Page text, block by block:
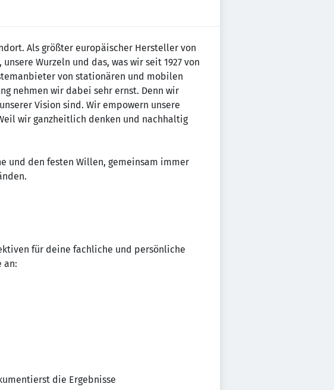
Als größter europäischer Hersteller von
Wurzeln und das, was wir seit 1927 von
von stationären und mobilen
nehmen wir dabei sehr ernst. Denn wir
Vision sind. Wir empowern unsere
wir ganzheitlich denken und nachhaltig
und den festen Willen, gemeinsam immer
für deine fachliche und persönliche
an:
die Ergebnisse